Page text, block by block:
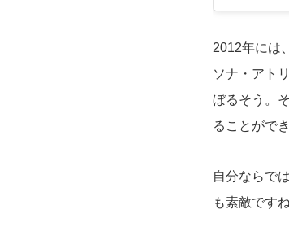
2012年には
ソナ・アト
ぼるそう。
ることがで
自分ならで
も素敵ですね